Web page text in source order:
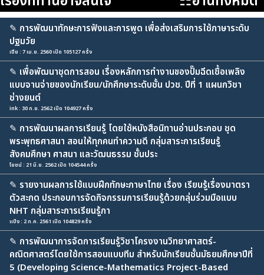
✎ การพัฒนาทักษะการฟังและการพูด เพื่อส่งเสริมการใช้ภาษาระดับ
ปฐมวัย
เปีย : 7 เม.ย. 2560 เปิด 105127 ครั้ง
✎ เพื่อพัฒนาชุดการสอน เรื่องหลักการทำงานของปั๊มฉีดเชื้อเพลิง
แบบจานจ่ายของนักเรียน/นักศึกษาระดับชั้น ปวช. ปีที่ 1 แผนกวิชา
ช่างยนต์
ink : 30 ก.ย. 2562 เปิด 104927 ครั้ง
✎ การพัฒนาผลการเรียนรู้ โดยใช้หนังสือนิทานอ่านประกอบ ชุด
พระพุทธศาสนา สอนให้ทุกคนทำความดี กลุ่มสาระการเรียนรู้
สังคมศึกษา ศาสนา และวัฒนธรรม ชั้นประ
โยชน์ : 21 มิ.ย. 2562 เปิด 104544 ครั้ง
✎ รายงานผลการใช้แบบฝึกทักษะภาษาไทย เรื่อง เรียนรู้เรื่องมาตรา
ตัวสะกด ประกอบการจัดกิจกรรมการเรียนรู้ด้วยกลุ่มร่วมมือแบบ
NHT กลุ่มสาระการเรียนรู้ภา
แป้ง : 2 ก.ค. 2561 เปิด 104829 ครั้ง
✎ การพัฒนาการจัดการเรียนรู้วิชาโครงงานวิทยาศาสตร์-
คณิตศาสตร์โดยใช้การสอนแบบทีม สำหรับนักเรียนชั้นมัธยมศึกษาปีที่
5 (Developing Science-Mathematics Project-Based